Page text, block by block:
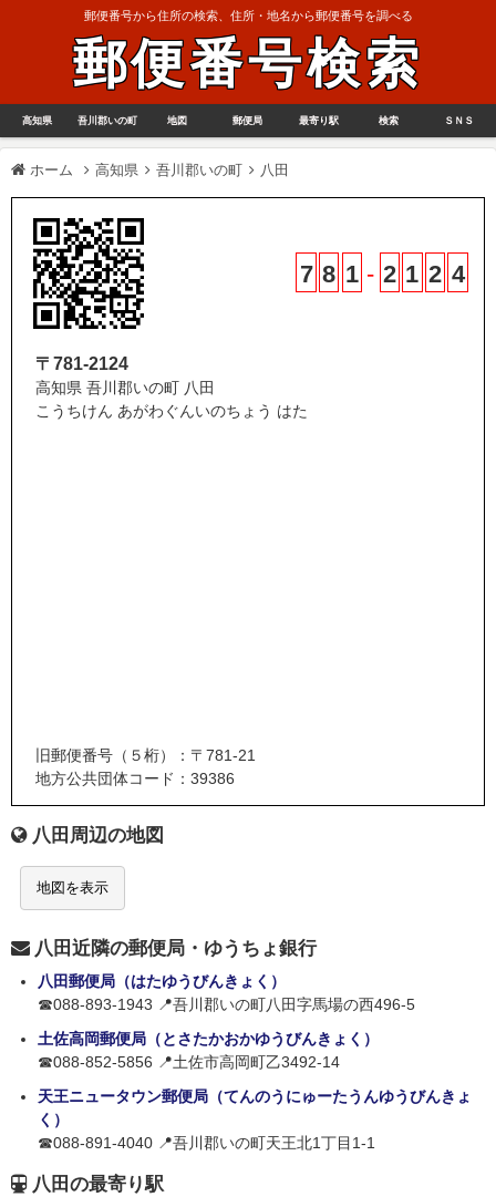
郵便番号から住所の検索、住所・地名から郵便番号を調べる
郵便番号検索
高知県 吾川郡いの町 地図 郵便局 最寄り駅 検索 ＳＮＳ
ホーム 高知県 吾川郡いの町 八田
7 8 1 - 2 1 2 4
〒781-2124
高知県 吾川郡いの町 八田
こうちけん あがわぐんいのちょう はた
旧郵便番号（５桁）：〒781-21
地方公共団体コード：39386
八田周辺の地図
地図を表示
八田近隣の郵便局・ゆうちょ銀行
八田郵便局（はたゆうびんきょく）
☎088-893-1943 📍吾川郡いの町八田字馬場の西496-5
土佐高岡郵便局（とさたかおかゆうびんきょく）
☎088-852-5856 📍土佐市高岡町乙3492-14
天王ニュータウン郵便局（てんのうにゅーたうんゆうびんきょ
く）
☎088-891-4040 📍吾川郡いの町天王北1丁目1-1
八田の最寄り駅